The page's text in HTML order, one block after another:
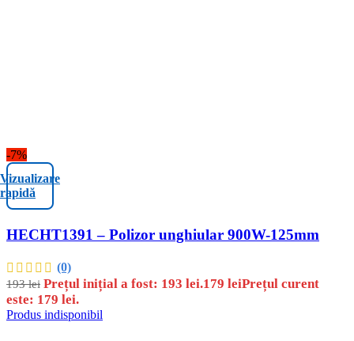
-7%
Vizualizare
rapidă
HECHT1391 – Polizor unghiular 900W-125mm
(0)
193lei Prețul inițial a fost: 193 lei.179 leiPrețul curent
este: 179 lei.
Produs indisponibil